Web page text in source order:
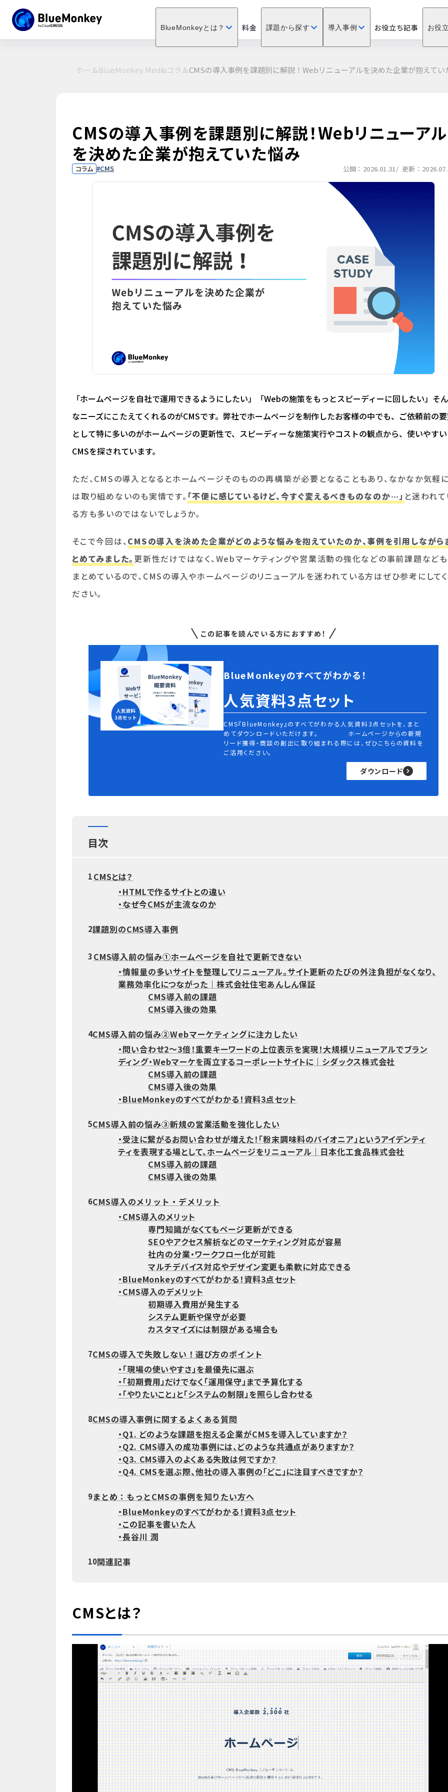
BlueMonkeyとは？ 料金 課題から探す 導入事例 お役立ち記事 お役
ホームBlueMonkey MediaコラムCMSの導入事例を課題別に解説！Webリニューアルを決めた企業が抱えてい
CMSの導入事例を課題別に解説！Webリニューアル
を決めた企業が抱えていた悩み
コラム CMS 公開：2026.01.31 / 更新：
「ホームページを自社で運用できるようにしたい」「Webの施策をもっとスピーディーに回したい」そん
なニーズにこたえてくれるのがCMSです。弊社でホームページを制作したお客様の中でも、ご依頼前の
として特に多いのがホームページの更新性で、スピーディーな施策実行やコストの観点から、使いやすい
CMSを探されています。
ただ、CMSの導入となるとホームページそのものの再構築が必要となることもあり、なかなか気軽に
は取り組めないのも実情です。 「不便に感じているけど、今すぐ変えるべきものなのか…」 と迷われ
る方も多いのではないでしょうか。
そこで今回は、CMSの導入を決めた企業がどのような悩みを抱えていたのか、事例を引用しながら
とめてみました。 更新性だけではなく、Webマーケティングや営業活動の強化などの事前課題なども
まとめているので、CMSの導入やホームページのリニューアルを迷われている方はぜひ参考にしてく
ださい。
この記事を読んでいる方におすすめ！
BlueMonkeyのすべてがわかる！
人気資料3点セット
CMS『BlueMonkey』のすべてがわかる人気資料3点セットを、まと
めてダウンロードいただけます。 ホームページからの新規
リード獲得・商談の創出に取り組まれる際には、ぜひこちらの資料を
ご活用ください。
ダウンロード
目次
1CMSとは？
・HTMLで作るサイトとの違い
・なぜ今CMSが主流なのか
2課題別のCMS導入事例
3CMS導入前の悩み①ホームページを自社で更新できない
・情報量の多いサイトを整理してリニューアル。サイト更新のたびの外注負担がなくなり、
業務効率化につながった｜株式会社住宅あんしん保証
CMS導入前の課題
CMS導入後の効果
4CMS導入前の悩み②Webマーケティングに注力したい
・問い合わせ2～3倍！重要キーワードの上位表示を実現！大規模リニューアルでブラン
ディング・Webマーケを両立するコーポレートサイトに｜シダックス株式会社
CMS導入前の課題
CMS導入後の効果
・BlueMonkeyのすべてがわかる！資料3点セット
5CMS導入前の悩み③新規の営業活動を強化したい
・受注に繋がるお問い合わせが増えた！「粉末調味料のパイオニア」というアイデンティ
ティを表現する場として、ホームページをリニューアル｜日本化工食品株式会社
CMS導入前の課題
CMS導入後の効果
6CMS導入のメリット・デメリット
・CMS導入のメリット
専門知識がなくてもページ更新ができる
SEOやアクセス解析などのマーケティング対応が容易
社内の分業・ワークフロー化が可能
マルチデバイス対応やデザイン変更も柔軟に対応できる
・BlueMonkeyのすべてがわかる！資料3点セット
・CMS導入のデメリット
初期導入費用が発生する
システム更新や保守が必要
カスタマイズには制限がある場合も
7CMSの導入で失敗しない！選び方のポイント
・「現場の使いやすさ」を最優先に選ぶ
・「初期費用」だけでなく「運用保守」まで予算化する
・「やりたいこと」と「システムの制限」を照らし合わせる
8CMSの導入事例に関するよくある質問
・Q1. どのような課題を抱える企業がCMSを導入していますか？
・Q2. CMS導入の成功事例には、どのような共通点がありますか？
・Q3. CMS導入のよくある失敗は何ですか？
・Q4. CMSを選ぶ際、他社の導入事例の「どこ」に注目すべきですか？
9まとめ：もっとCMSの事例を知りたい方へ
・BlueMonkeyのすべてがわかる！資料3点セット
・この記事を書いた人
・長谷川 潤
10関連記事
CMSとは？